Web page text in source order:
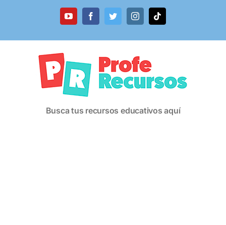
YouTubeFacebookTwitterInstagramTiktok
Busca tus recursos educativos aquí